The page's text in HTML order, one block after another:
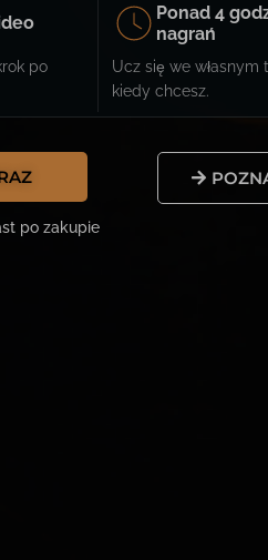
po
Ponad 4
nagrań
Ucz się we własnym
kiedy chcesz.
po zakupie